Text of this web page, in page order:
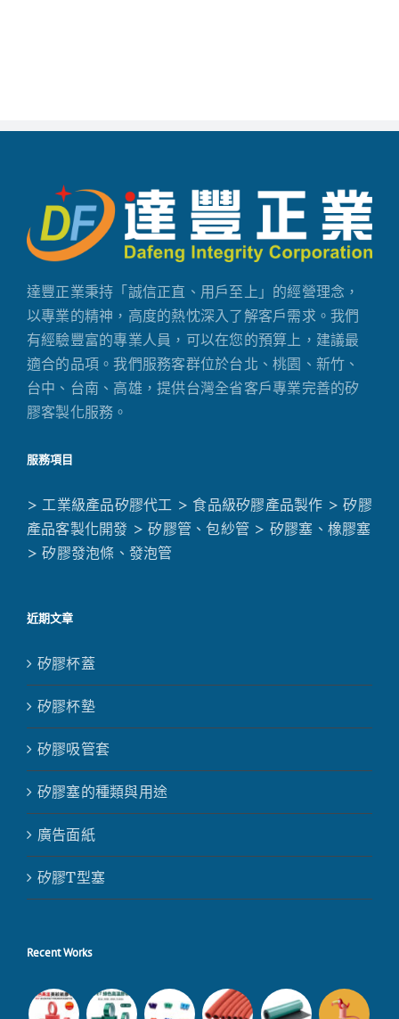
達豐正業秉持「誠信正直、用戶至上」的經營理念，
以專業的精神，高度的熱忱深入了解客戶需求。我們
有經驗豐富的專業人員，可以在您的預算上，建議最
適合的品項。我們服務客群位於台北、桃園、新竹、
台中、台南、高雄，提供台灣全省客戶專業完善的矽
膠客製化服務。
服務項目
> 工業級產品矽膠代工 > 食品級矽膠產品製作 > 矽膠
產品客製化開發 > 矽膠管、包紗管 > 矽膠塞、橡膠塞
> 矽膠發泡條、發泡管
近期文章
矽膠杯蓋
矽膠杯墊
矽膠吸管套
矽膠塞的種類與用途
廣告面紙
矽膠T型塞
Recent Works